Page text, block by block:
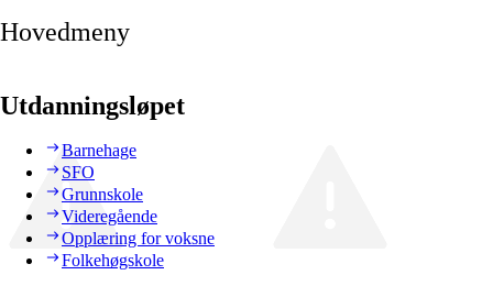
Hovedmeny
Utdanningsløpet
Barnehage
SFO
Grunnskole
Videregående
Opplæring for voksne
Folkehøgskole